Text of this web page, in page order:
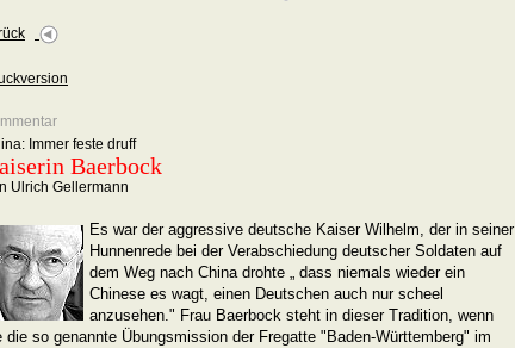
Immer feste druff
Baerbock
Ulrich Gellermann
Es war der aggressive deutsche Kaiser Wilhelm, der in seiner
Hunnenrede bei der Verabschiedung deutscher Soldaten auf
dem Weg nach China drohte „ dass niemals wieder ein
Chinese es wagt, einen Deutschen auch nur scheel
anzusehen." Frau Baerbock steht in dieser Tradition, wenn
die so genannte Übungsmission der Fregatte "Baden-Württemberg" im